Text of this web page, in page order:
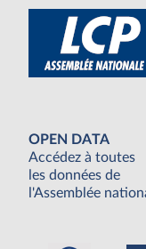
OPEN DATA
Accédez à toutes
les données de
l'Assemblée